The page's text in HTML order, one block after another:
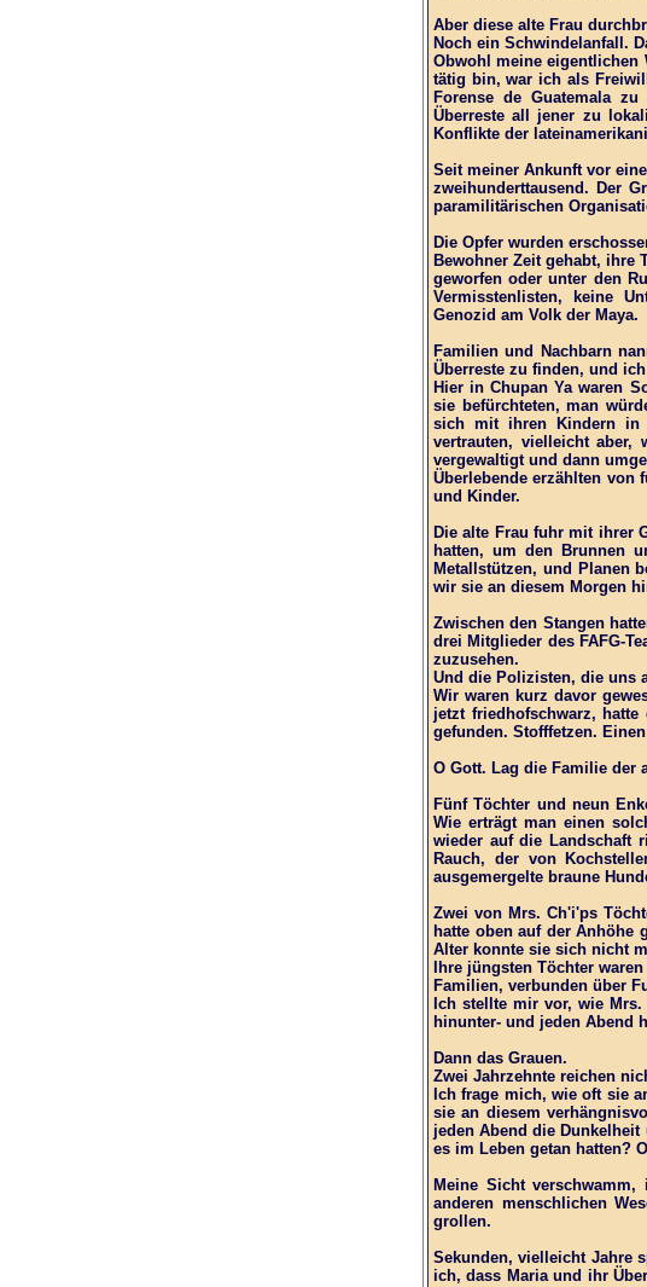
Aber diese alte Frau
Noch ein Schwindelanfall.
Obwohl meine eigentlichen
tätig bin, war ich als
Forense de Guatemala
Überreste all jener zu
Konflikte der
Seit meiner Ankunft vor
zweihunderttausend. Der
paramilitärischen
Die Opfer wurden
Bewohner Zeit gehabt, ihre
geworfen oder unter den
Vermisstenlisten, keine
Genozid am Volk der Maya.
Familien und Nachbarn
Überreste zu finden, und
Hier in Chupan Ya waren
sie befürchteten, man
sich mit ihren Kindern in
vertrauten, vielleicht aber,
vergewaltigt und dann
Überlebende erzählten von
und Kinder.
Die alte Frau fuhr mit ihrer
hatten, um den Brunnen
Metallstützen, und Planen
wir sie an diesem Morgen
Zwischen den Stangen
drei Mitglieder des FAFG-
zuzusehen.
Und die Polizisten, die uns
Wir waren kurz davor
jetzt friedhofschwarz,
gefunden. Stofffetzen.
O Gott. Lag die Familie der
Fünf Töchter und neun
Wie erträgt man einen
wieder auf die Landschaft
Rauch, der von
ausgemergelte braune
Zwei von Mrs. Ch'i'ps
hatte oben auf der Anhöhe
Alter konnte sie sich nicht
Ihre jüngsten Töchter
Familien, verbunden über
Ich stellte mir vor, wie
hinunter- und jeden Abend
Dann das Grauen.
Zwei Jahrzehnte reichen
Ich frage mich, wie oft sie
sie an diesem
jeden Abend die
es im Leben getan hatten?
Meine Sicht
anderen menschlichen
grollen.
Sekunden, vielleicht Jahre
ich, dass Maria und ihr